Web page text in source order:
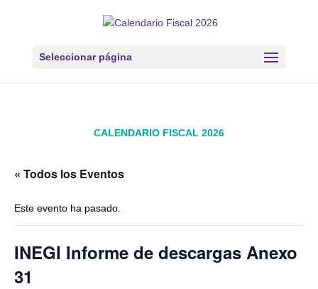
Seleccionar página
CALENDARIO FISCAL 2026
« Todos los Eventos
Este evento ha pasado.
INEGI Informe de descargas Anexo
31